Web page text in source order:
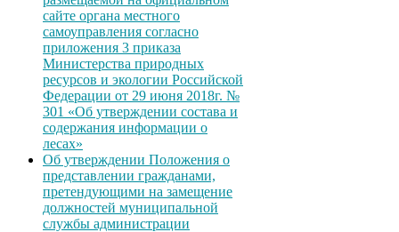
сайте органа местного
самоуправления согласно
приложения 3 приказа
Министерства природных
ресурсов и экологии Российской
Федерации от 29 июня 2018г. №
301 «Об утверждении состава и
содержания информации о
лесах»
Об утверждении Положения о
представлении гражданами,
претендующими на замещение
должностей муниципальной
службы администрации